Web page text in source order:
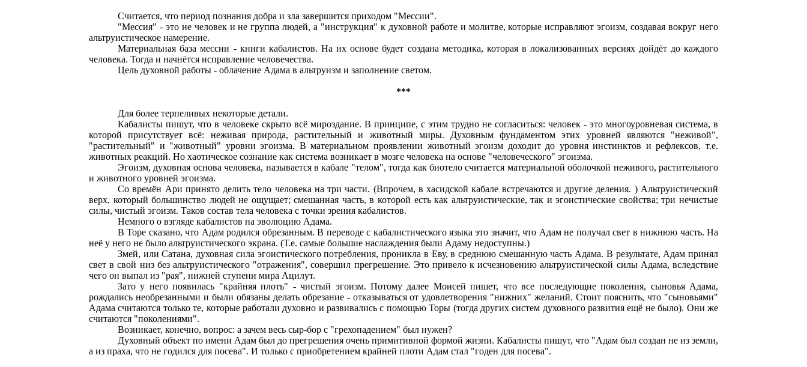
Считается, что период познания добра и зла завершится приходом "Мессии".
"Мессия" - это не человек и не группа людей, а "инструкция" к духовной работе и молитве, которые исправляют эгоизм, создавая вокруг него
альтруистическое намерение.
Материальная база мессии - книги кабалистов. На их основе будет создана методика, которая в локализованных версиях дойдёт до каждого
человека. Тогда и начнётся исправление человечества.
Цель духовной работы - облачение Адама в альтруизм и заполнение светом.
***
Для более терпеливых некоторые детали.
Кабалисты пишут, что в человеке скрыто всё мироздание. В принципе, с этим трудно не согласиться: человек - это многоуровневая система, в
которой присутствует всё: неживая природа, растительный и животный миры. Духовным фундаментом этих уровней являются "неживой",
"растительный" и "животный" уровни эгоизма. В материальном проявлении животный эгоизм доходит до уровня инстинктов и рефлексов, т.е.
животных реакций. Но хаотическое сознание как система возникает в мозге человека на основе "человеческого" эгоизма.
Эгоизм, духовная основа человека, называется в кабале "телом", тогда как биотело считается материальной оболочкой неживого, растительного
и животного уровней эгоизма.
Со времён Ари принято делить тело человека на три части. (Впрочем, в хасидской кабале встречаются и другие деления. ) Альтруистический
верх, который большинство людей не ощущает; смешанная часть, в которой есть как альтруистические, так и эгоистические свойства; три нечистые
силы, чистый эгоизм. Таков состав тела человека с точки зрения кабалистов.
Немного о взгляде кабалистов на эволюцию Адама.
В Торе сказано, что Адам родился обрезанным. В переводе с кабалистического языка это значит, что Адам не получал свет в нижнюю часть. На
неё у него не было альтруистического экрана. (Т.е. самые большие наслаждения были Адаму недоступны.)
Змей, или Сатана, духовная сила эгоистического потребления, проникла в Еву, в среднюю смешанную часть Адама. В результате, Адам принял
свет в свой низ без альтруистического "отражения", совершил прегрешение. Это привело к исчезновению альтруистической силы Адама, вследствие
чего он выпал из "рая", нижней ступени мира Ацилут.
Зато у него появилась "крайняя плоть" - чистый эгоизм. Потому далее Моисей пишет, что все последующие поколения, сыновья Адама,
рождались необрезанными и были обязаны делать обрезание - отказываться от удовлетворения "нижних" желаний. Стоит пояснить, что "сыновьями"
Адама считаются только те, которые работали духовно и развивались с помощью Торы (тогда других систем духовного развития ещё не было). Они же
считаются "поколениями".
Возникает, конечно, вопрос: а зачем весь сыр-бор с "грехопадением" был нужен?
Духовный объект по имени Адам был до прегрешения очень примитивной формой жизни. Кабалисты пишут, что "Адам был создан не из земли,
а из праха, что не годился для посева". И только с приобретением крайней плоти Адам стал "годен для посева".